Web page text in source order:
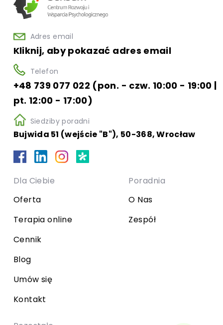
Adres email
Kliknij, aby pokazać adres email
Telefon
+48 739 077 022 (pon. - czw. 10:00 - 19:00 |
pt. 12:00 - 17:00)
Siedziby poradni
Bujwida 51 (wejście "B"), 50-368, Wrocław
Dla Ciebie
Oferta
Terapia online
Cennik
Blog
Umów się
Kontakt
Poradnia
O Nas
Zespół